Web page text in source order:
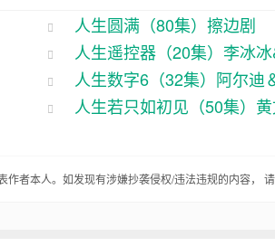
我好好表现，让我见识见识他的本
我给你个惊喜。”我当时就蒙了，
起给我买游戏机了？正纳闷呢，这
人生圆满（80集）擦边剧
人生遥控器（20集）李冰
人生数字6（32集）阿尔迪
人生若只如初见（50集）
作者本人。如发现有涉嫌抄袭侵权/违法违规的内容，